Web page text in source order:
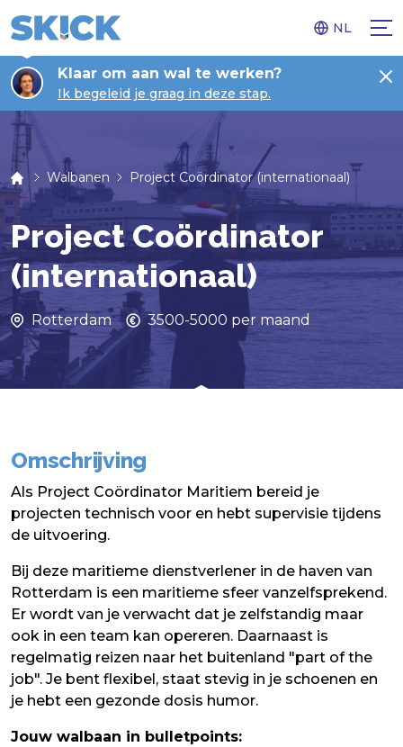
NL
Klaar om aan wal te werken?
Ik begeleid je graag in deze stap.
Walbanen Project Coördinator (internationaal)
Project Coördinator
(internationaal)
Rotterdam 3500-5000 per maand
Omschrijving
Als Project Coördinator Maritiem bereid je
projecten technisch voor en hebt supervisie tijdens
de uitvoering.
Bij deze maritieme dienstverlener in de haven van
Rotterdam is een maritieme sfeer vanzelfsprekend.
Er wordt van je verwacht dat je zelfstandig maar
ook in een team kan opereren. Daarnaast is
regelmatig reizen naar het buitenland "part of the
job". Je bent flexibel, staat stevig in je schoenen en
je hebt een gezonde dosis humor.
Jouw walbaan in bulletpoints: